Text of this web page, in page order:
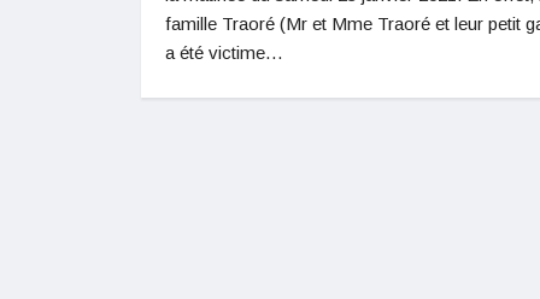
famille Traoré (Mr et Mme Traoré et leur petit
a été victime…